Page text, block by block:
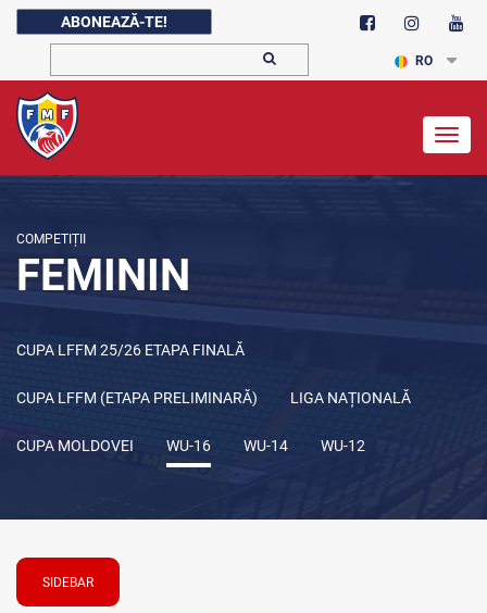
ABONEAZĂ-TE!
RO
COMPETIȚII
FEMININ
CUPA LFFM 25/26 ETAPA FINALĂ
CUPA LFFM (ETAPA PRELIMINARĂ) LIGA NAȚIONALĂ
CUPA MOLDOVEI WU-16 WU-14 WU-12
SIDEBAR